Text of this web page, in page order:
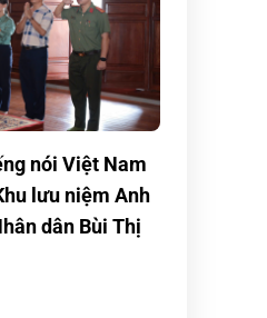
nói Việt Nam
lưu niệm Anh
dân Bùi Thị